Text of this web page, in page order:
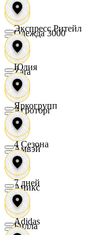
Одежда 3000
Zara
Агроторг
Амвэй
Аникс
Билла
Экспресс Ритейл
Юлия
Яркогрупп
4 Сезона
7 дней
Adidas